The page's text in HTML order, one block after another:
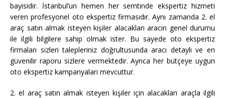
bayisidir. İstanbul’un hemen her semtinde ekspertiz hizmeti
veren profesyonel oto ekspertiz firmasıdır. Aynı zamanda 2. el
araç satın almak isteyen kişiler alacakları aracın genel durumu
ile ilgili bilgilere sahip olmak ister. Bu sayede oto ekspertiz
firmaları sizleri talepleriniz doğrultusunda aracı detaylı ve en
güvenilir raporu sizlere vermektedir. Ayrıca her bütçeye uygun
oto ekspertiz kampanyaları mevcuttur.
2. el araç satın almak isteyen kişiler için alacakları araçla ilgili